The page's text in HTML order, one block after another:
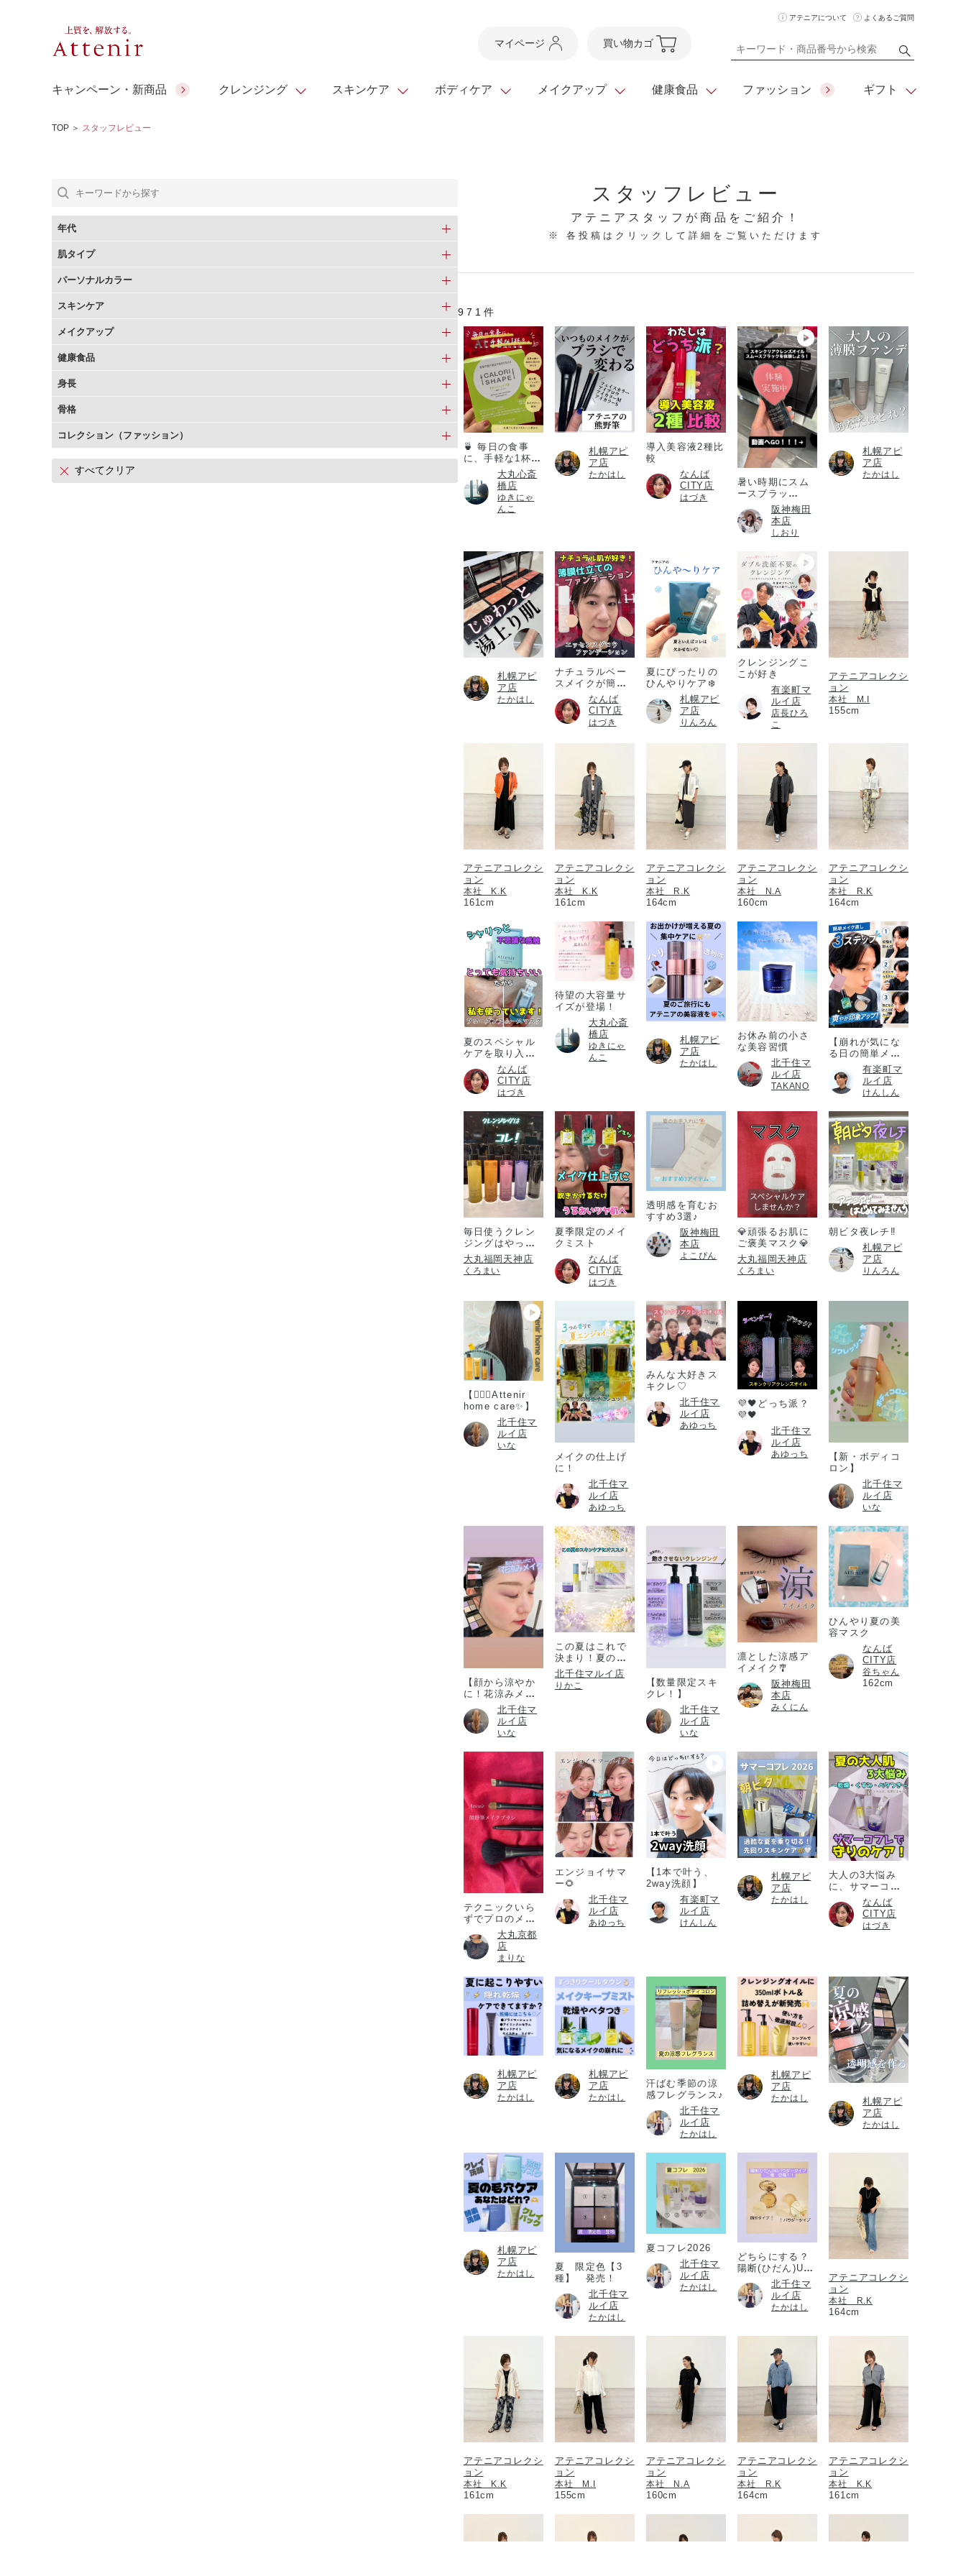
アテニアについて よくあるご質問
マイページ 買い物カゴ
キャンペーン・新商品 クレンジング
お友達紹介サービス
スキンケア
チェックで選ぶ
クレンジング
化粧水
乳液・ジェル・クリーム 美容液・クリーム
ボディケア
アロマリチュアル
＆エイジングケア
ボディケア・ハンドケア
・フレグランス
メイクアップ
Make Look
アイメイク
フェイスカラー
リップメイク メイクグッズ
健康食品
コラーゲン
ル
ビューティシリーズ ダイエットシリーズ
青汁シリーズ ベーシックシリーズ
ヘルスシリーズ 全商品一覧
ファッション ギフト
シーンから選ぶ
スキンクリア クレンズ
オイル 専用ギフト
贈れるeギフト
TOP ＞ スタッフレビュー
年代
肌タイプ
パーソナルカラー
スキンケア
メイクアップ
健康食品
身長
骨格
コレクション（ファッション）
すべてクリア
スタッフレビュー
アテニアスタッフが商品をご紹介！
※ 各投稿はクリックして詳細をご覧いただけます
971件
🍵 毎日の食事
に、手軽な1杯
大丸心斎
橋店
ゆきにゃ
んこ
札幌アピ
ア店
たかはし
導入美容液2種比
較
なんば
CITY店
はづき
暑い時期にスム
ースブラッ
ク！！！阪神梅田
本店
しおり
札幌アピ
ア店
たかはし
札幌アピ
ア店
たかはし
ナチュラルベー
スメイクが簡単
なんば
CITY店
はづき
夏にぴったりの
ひんやりケア❄️
札幌アピ
ア店
りんろん
クレンジングこ
こが好き
有楽町マ
ルイ店
店長ひろ
こ
アテニアコレクシ
ョン
本社 M.I
155cm
アテニアコレクシ
ョン
本社 K.K
161cm
アテニアコレクシ
ョン
本社 K.K
161cm
アテニアコレクシ
ョン
本社 R.K
164cm
アテニアコレクシ
ョン
本社 N.A
160cm
アテニアコレクシ
ョン
本社 R.K
164cm
夏のスペシャル
ケアを取り入れ
たい方必見！
なんば
CITY店
はづき
待望の大容量サ
イズが登場！
大丸心斎
橋店
ゆきにゃ
んこ
札幌アピ
ア店
たかはし
お休み前の小さ
な美容習慣
北千住マ
ルイ店
TAKANO
【崩れが気にな
る日の簡単メイ
ク直し】有楽町マ
ルイ店
けんしん
毎日使うクレン
ジングはやっぱ
りアテニア💎
大丸福岡天神店
くろまい
夏季限定のメイ
クミスト
なんば
CITY店
はづき
透明感を育むお
すすめ3選♪
阪神梅田
本店
よこぴん
💎頑張るお肌に
ご褒美マスク💎
大丸福岡天神店
くろまい
朝ビタ夜レチ‼️
札幌アピ
ア店
りんろん
【💆🏻‍♀️Attenir
home care✨】
北千住マ
ルイ店
いな
メイクの仕上げ
に！
北千住マ
ルイ店
あゆっち
みんな大好きス
キクレ♡
北千住マ
ルイ店
あゆっち
💜🖤どっち派？
💜🖤
北千住マ
ルイ店
あゆっち
【新・ボディコ
ロン】
北千住マ
ルイ店
いな
【顔から涼やか
に！花涼みメイ
北千住マ
ルイ店
いな
この夏はこれで
決まり！夏のコ
フレ！
北千住マルイ店
りかこ
【数量限定スキ
クレ！】
北千住マ
ルイ店
いな
凛とした涼感ア
イメイク🎐
阪神梅田
本店
みくにん
ひんやり夏の美
容マスク
なんば
CITY店
谷ちゃん
162cm
テクニックいら
ずでプロのメイ
ク仕上がりを✨
大丸京都
店
まりな
エンジョイサマ
ー🌻
北千住マ
ルイ店
あゆっち
【1本で叶う、
2way洗顔】
有楽町マ
ルイ店
けんしん
札幌アピ
ア店
たかはし
大人の3大悩み
に、サマーコフ
なんば
CITY店
はづき
札幌アピ
ア店
たかはし
札幌アピ
ア店
たかはし
汗ばむ季節の涼
感フレグランス♪
北千住マ
ルイ店
たかはし
札幌アピ
ア店
たかはし
札幌アピ
ア店
たかはし
札幌アピ
ア店
たかはし
夏 限定色【3
種】 発売！
北千住マ
ルイ店
たかはし
夏コフレ2026
北千住マ
ルイ店
たかはし
どちらにする？
陽断(ひだん)UV
パウダー北千住マ
ルイ店
たかはし
アテニアコレクシ
ョン
本社 R.K
164cm
アテニアコレクシ
ョン
本社 K.K
161cm
アテニアコレクシ
ョン
本社 M.I
155cm
アテニアコレクシ
ョン
本社 N.A
160cm
アテニアコレクシ
ョン
本社 R.K
164cm
アテニアコレクシ
ョン
本社 K.K
161cm